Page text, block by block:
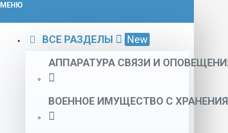
МЕНЮ
ВСЕ РАЗДЕЛЫ
New
АППАРАТУРА СВЯЗИ И
ВОЕННОЕ ИМУЩЕСТВО С ХРАНЕНИЯ